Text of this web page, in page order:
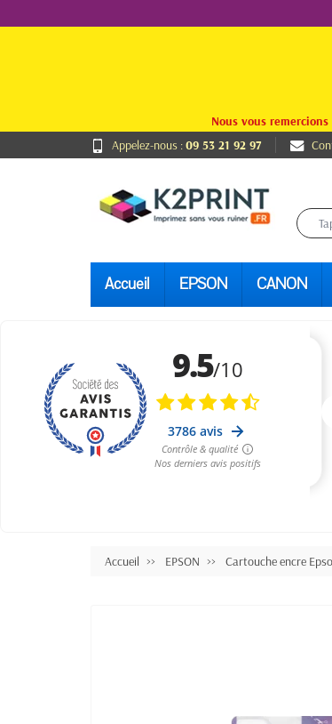
Nous vous
Appelez-nous :09 53 21 92 97
Accueil EPSON CANON
Accueil EPSON Cartouche encre